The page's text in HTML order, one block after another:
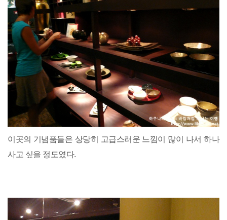
이곳의 기념품들은 상당히 고급스러운 느낌이 많이 나서 하나
사고 싶을 정도였다.